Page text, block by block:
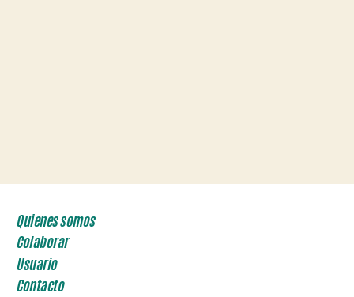
Quienes somos
Colaborar
Usuario
Contacto